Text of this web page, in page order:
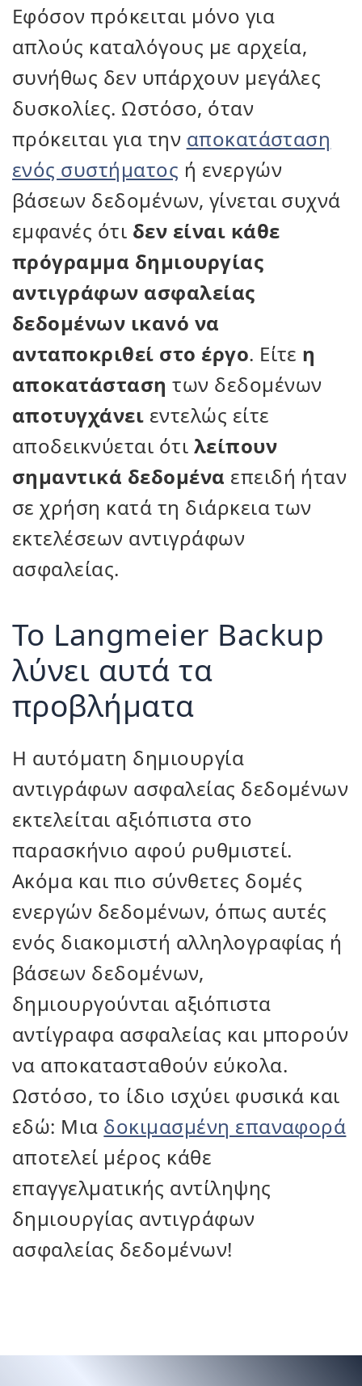
Εφόσον πρόκειται μόνο για
απλούς καταλόγους με αρχεία,
συνήθως δεν υπάρχουν μεγάλες
δυσκολίες. Ωστόσο, όταν
πρόκειται για την αποκατάσταση
ενός συστήματος ή ενεργών
βάσεων δεδομένων, γίνεται συχνά
εμφανές ότι δεν είναι κάθε
πρόγραμμα δημιουργίας
αντιγράφων ασφαλείας
δεδομένων ικανό να
ανταποκριθεί στο έργο. Είτε η
αποκατάσταση των δεδομένων
αποτυγχάνει εντελώς είτε
αποδεικνύεται ότι λείπουν
σημαντικά δεδομένα επειδή ήταν
σε χρήση κατά τη διάρκεια των
εκτελέσεων αντιγράφων
ασφαλείας.
Το Langmeier Backup
λύνει αυτά τα
προβλήματα
Η αυτόματη δημιουργία
αντιγράφων ασφαλείας δεδομένων
εκτελείται αξιόπιστα στο
παρασκήνιο αφού ρυθμιστεί.
Ακόμα και πιο σύνθετες δομές
ενεργών δεδομένων, όπως αυτές
ενός διακομιστή αλληλογραφίας ή
βάσεων δεδομένων,
δημιουργούνται αξιόπιστα
αντίγραφα ασφαλείας και μπορούν
να αποκατασταθούν εύκολα.
Ωστόσο, το ίδιο ισχύει φυσικά και
εδώ: Μια δοκιμασμένη επαναφορά
αποτελεί μέρος κάθε
επαγγελματικής αντίληψης
δημιουργίας αντιγράφων
ασφαλείας δεδομένων!